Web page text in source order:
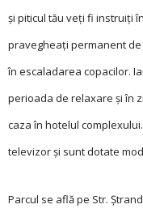
și piticul tău veți fi instruiți
pravegheați permanent
în escaladarea copacilor.
perioada de relaxare și în
caza în hotelul
televizor și sunt dotate
Parcul se află pe Str.